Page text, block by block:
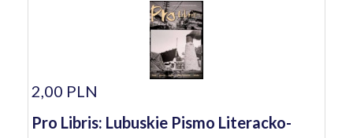
2,00 PLN
Pro Libris: Lubuskie Pismo Literacko-